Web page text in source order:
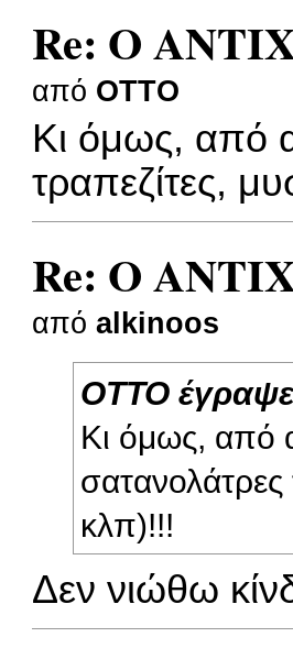
Re: Ο
από OTTO
Κι όμως, από
τραπεζίτες,
Re: Ο
απόalkinoos
OTTO
Κι όμως, από
σατανολάτρες
κλπ)!!!
Δεν νιώθω